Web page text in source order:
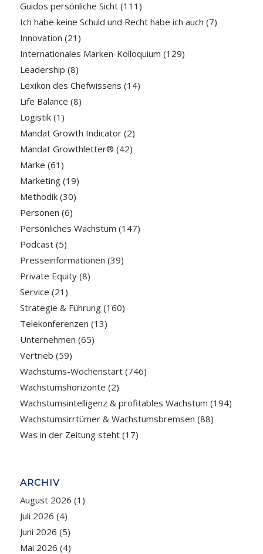
Guidos persönliche Sicht(111)
Ich habe keine Schuld und Recht habe ich auch (7)
Innovation (21)
Internationales Marken-Kolloquium (129)
Leadership (8)
Lexikon des Chefwissens (14)
Life Balance (8)
Logistik(1)
Mandat Growth Indicator(2)
Mandat Growthletter® (42)
Marke (61)
Marketing(19)
Methodik(30)
Personen (6)
Persönliches Wachstum (147)
Podcast(5)
Presseinformationen (39)
Private Equity(8)
Service (21)
Strategie & Führung(160)
Telekonferenzen (13)
Unternehmen (65)
Vertrieb (59)
Wachstums-Wochenstart(746)
Wachstumshorizonte (2)
Wachstumsintelligenz & profitables Wachstum (194)
Wachstumsirrtümer & Wachstumsbremsen (88)
Was in der Zeitung steht(17)
ARCHIV
August 2026 (1)
Juli 2026 (4)
Juni 2026 (5)
Mai 2026 (4)